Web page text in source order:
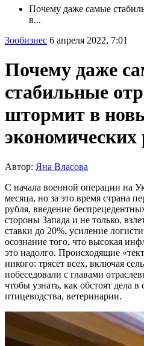
Почему даже самые
в...
Зообизнес 6 апреля 2022, 7:01
Почему даже
стабильные
штормит в
экономических
Автор: Яна Власова
С начала военной операции на
месяца, но за это время страна
рубля, введение
стороны Запада и не только,
ставки до 20%, усиление
осознание того, что высокая
это надолго. Происходящие
никого: трясет всех, включая
побеседовали с главами
чтобы узнать, как обстоят дела
птицеводства, ветеринарии.